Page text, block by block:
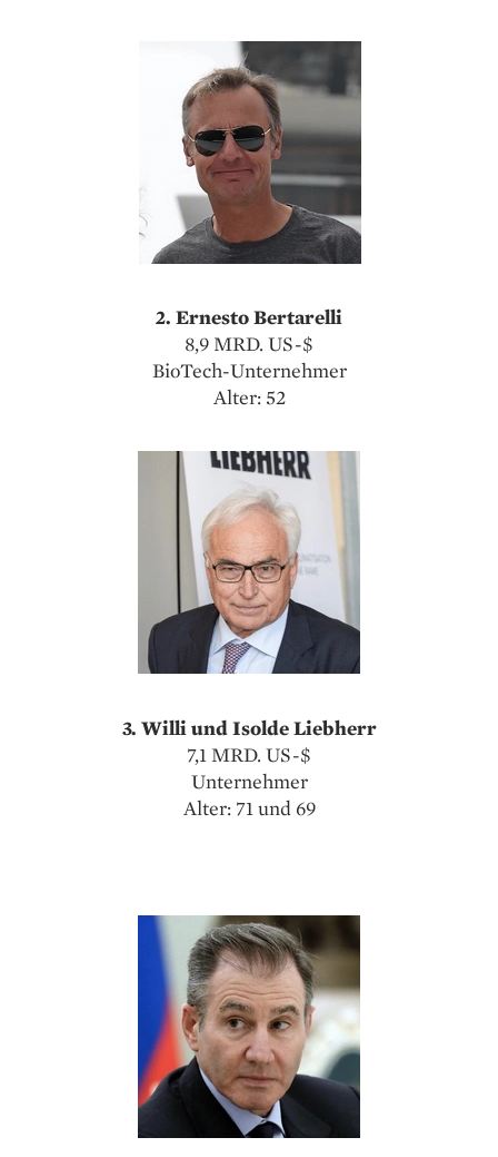
2. Ernesto Bertarelli
8,9 MRD. US-$
BioTech-Unternehmer
Alter: 52
3. Willi und Isolde Liebherr
7,1 MRD. US-$
Unternehmer
Alter: 71 und 69